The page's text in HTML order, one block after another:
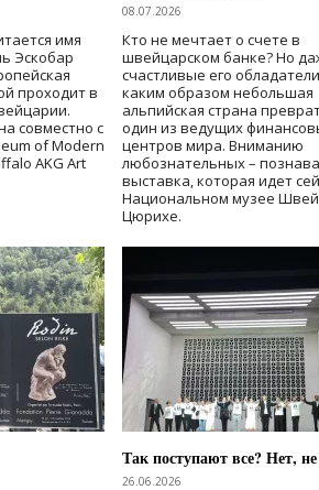
имя
Эскобар
проходит в
совместно с
of Modern
AKG Art
08.07.2026
Кто не мечтает о счете в
швейцарском банке? Но
счастливые его
каким образом небольшая
альпийская страна
один из ведущих
центров мира. Вниманию
любознательных –
выставка, которая идет
Национальном музее
Цюрихе.
Так поступают все? Нет, не
26.06.2026